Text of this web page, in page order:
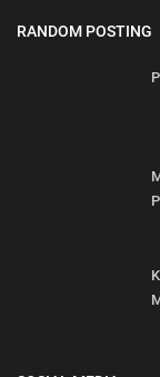
RANDOM POSTING